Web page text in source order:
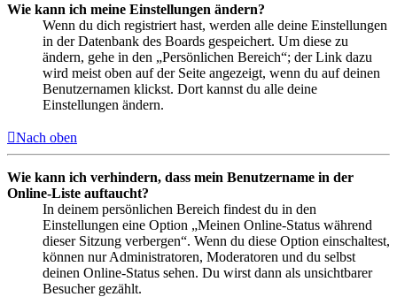
Wie kann ich meine Einstellungen ändern?
Wenn du dich registriert hast, werden alle deine Einstellungen
in der Datenbank des Boards gespeichert. Um diese zu
ändern, gehe in den „Persönlichen Bereich“; der Link dazu
wird meist oben auf der Seite angezeigt, wenn du auf deinen
Benutzernamen klickst. Dort kannst du alle deine
Einstellungen ändern.
Nach oben
Wie kann ich verhindern, dass mein Benutzername in der
Online-Liste auftaucht?
In deinem persönlichen Bereich findest du in den
Einstellungen eine Option „Meinen Online-Status während
dieser Sitzung verbergen“. Wenn du diese Option einschaltest,
können nur Administratoren, Moderatoren und du selbst
deinen Online-Status sehen. Du wirst dann als unsichtbarer
Besucher gezählt.